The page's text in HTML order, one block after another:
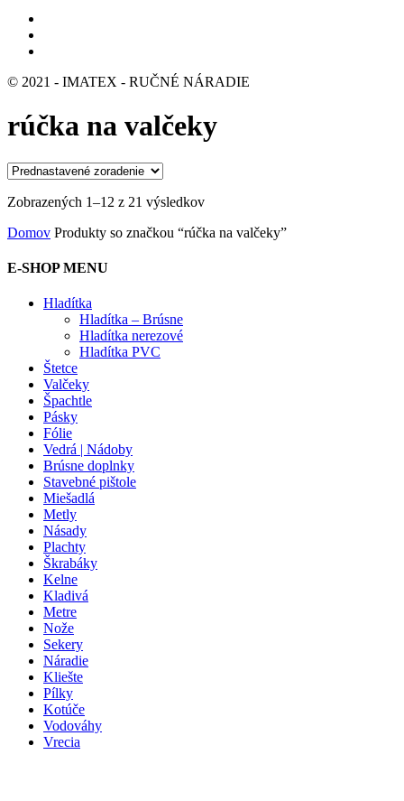
© 2021 - IMATEX - RUČNÉ NÁRADIE
rúčka na valčeky
Zobrazených 1–12 z 21 výsledkov
Domov Produkty so značkou “rúčka na valčeky”
E-SHOP MENU
Hladítka
Hladítka – Brúsne
Hladítka nerezové
Hladítka PVC
Štetce
Valčeky
Špachtle
Pásky
Fólie
Vedrá | Nádoby
Brúsne doplnky
Stavebné pištole
Miešadlá
Metly
Násady
Plachty
Škrabáky
Kelne
Kladivá
Metre
Nože
Sekery
Náradie
Kliešte
Pílky
Kotúče
Vodováhy
Vrecia